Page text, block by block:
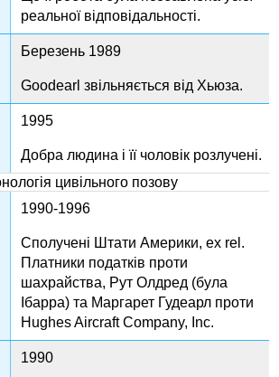
реальної відповідальності.
Березень 1989
Goodearl звільняється від Хьюза.
1995
Добра людина і її чоловік розлучені.
цивільного позову
1990-1996
Сполучені Штати Америки, ex rel.
Платники податків проти
шахрайства, Рут Олдред (була
Ібарра) та Маргарет Гудеарл проти
Hughes Aircraft Company, Inc.
1990